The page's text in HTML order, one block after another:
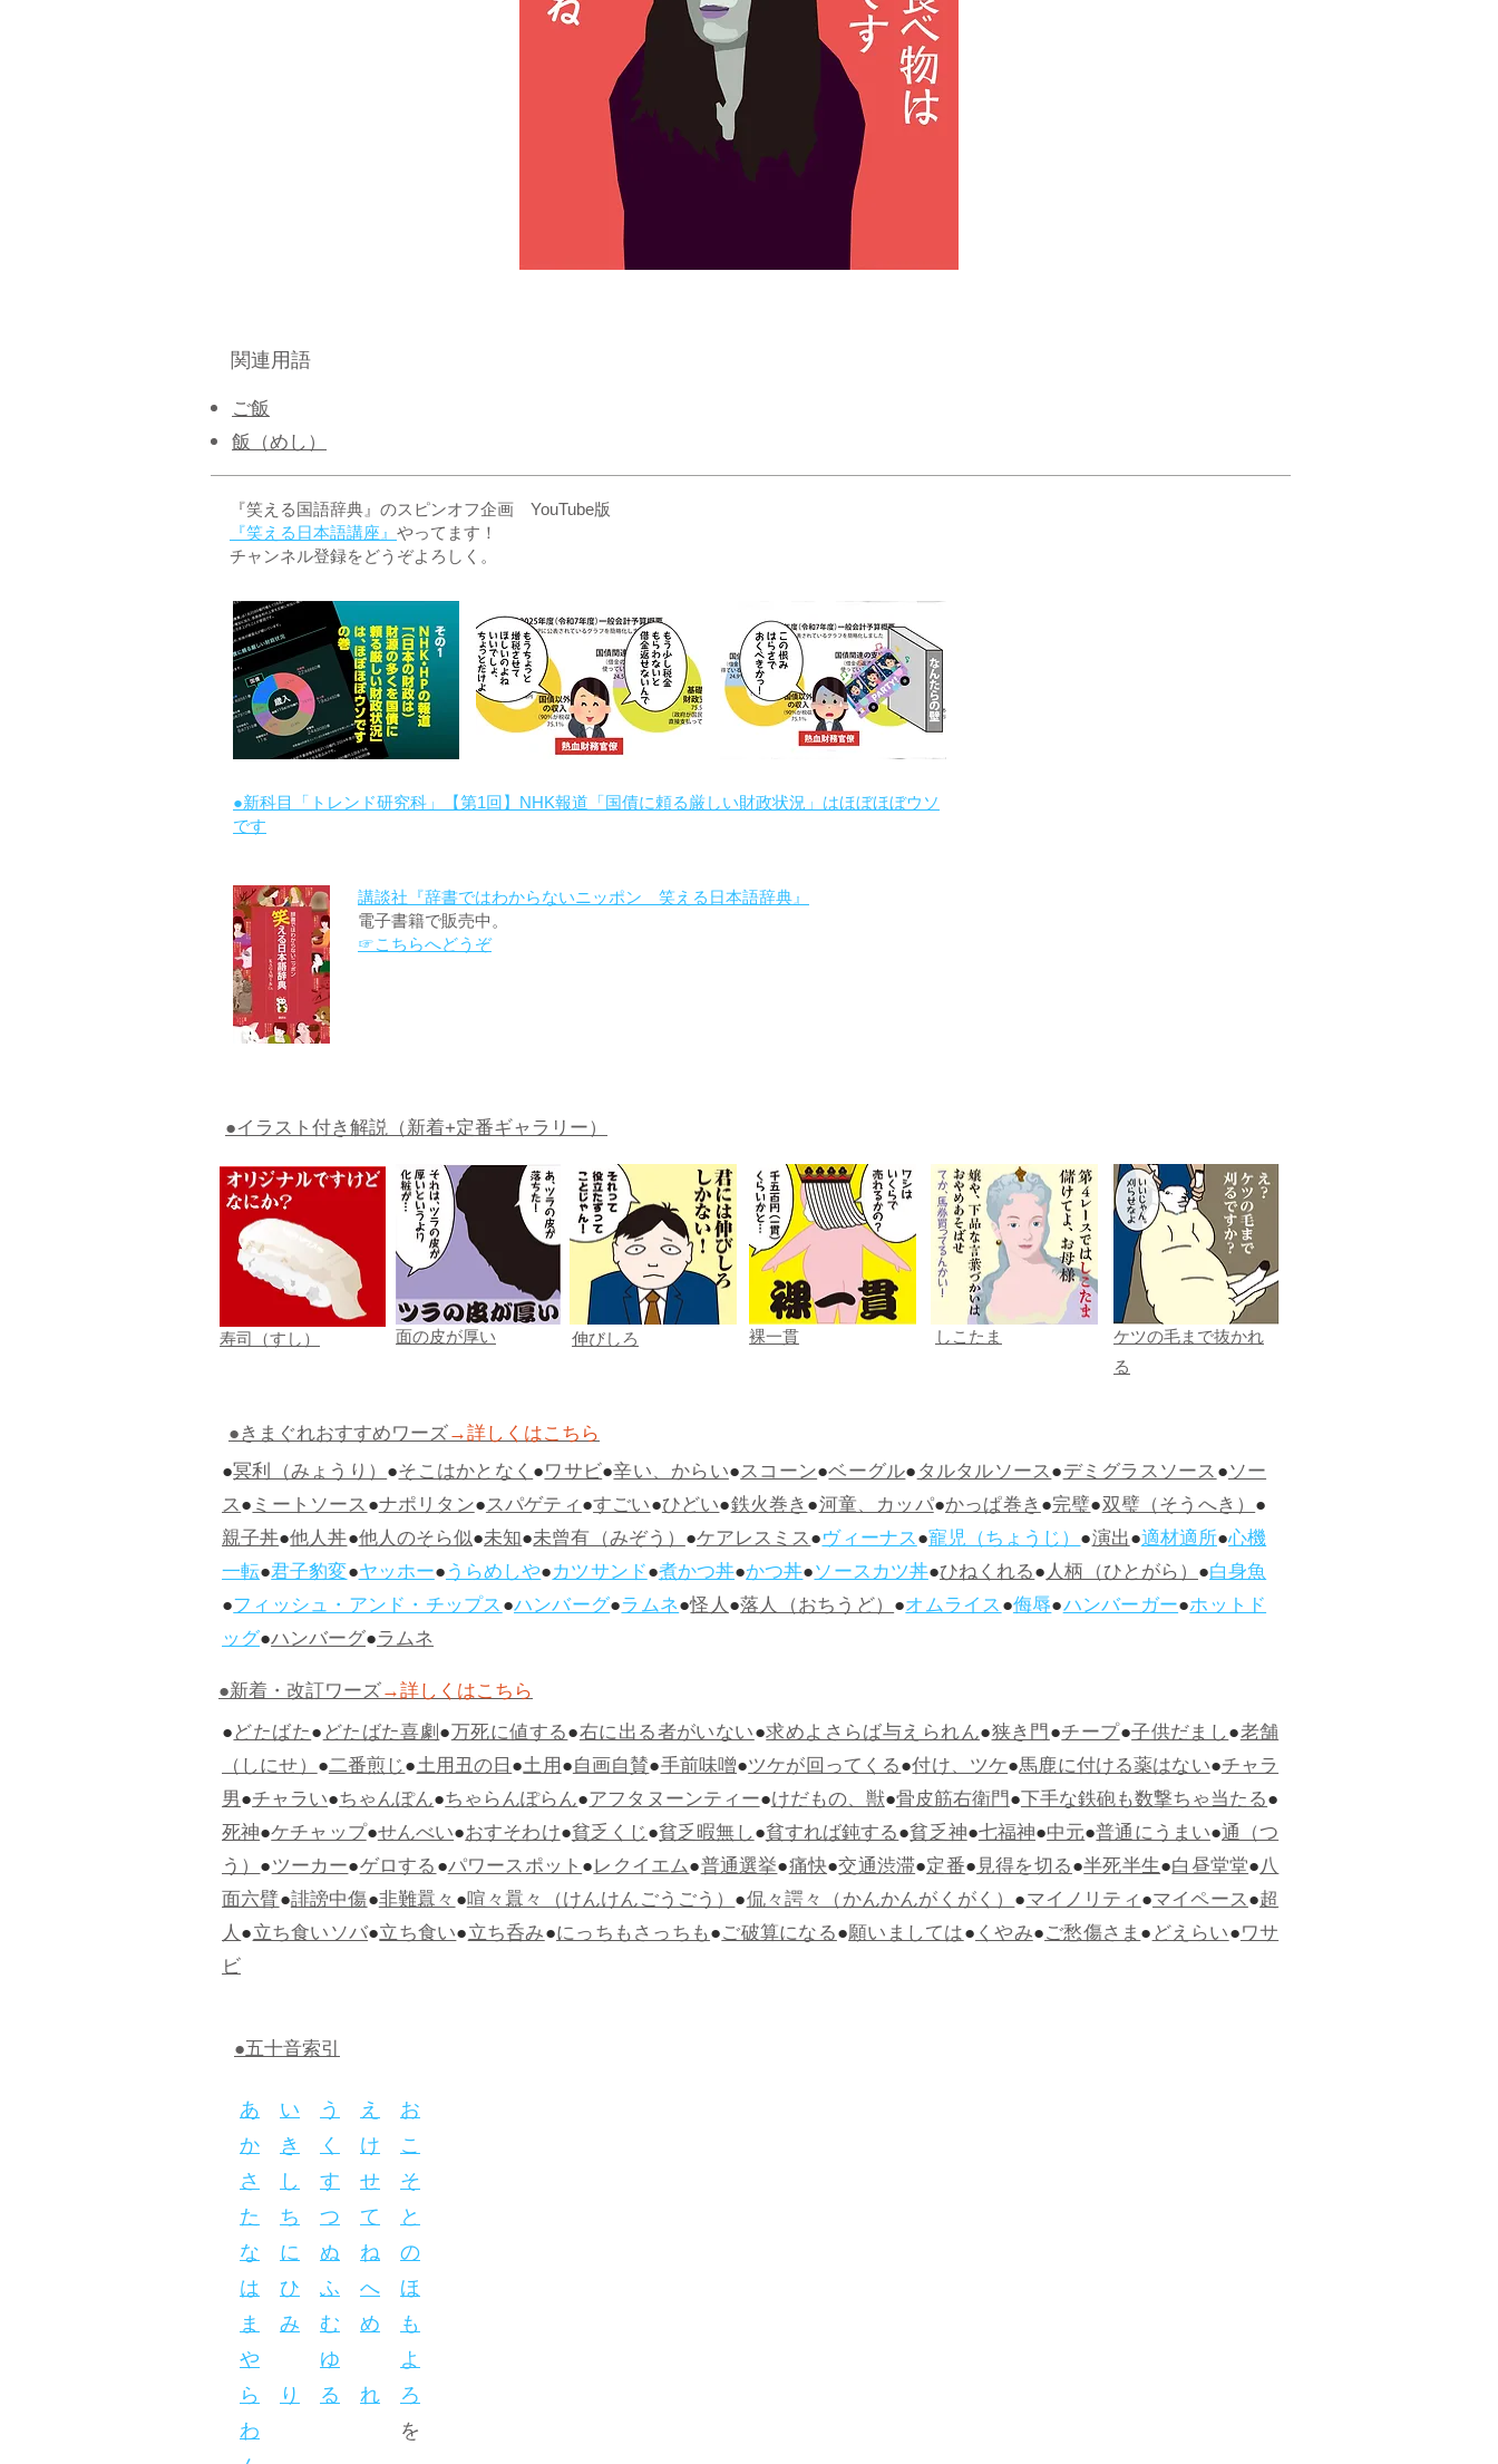
関連用語
ご飯
​飯（めし）
『笑える国語辞典』のスピンオフ企画 YouTube版
『笑える日本語講座』 やってます！
チャンネル登録をどうぞよろしく。
●新科目「トレンド研究科」【第1回】NHK報道「国債に頼る厳しい財政状況」はほぼほぼウソ
です
講談社『辞書ではわからないニッポン 笑える日本語辞典』
電子書籍で販売中。
☞こちらへどうぞ
●イラスト付き解説（新着+定番ギャラリー）
寿司（すし） 面の皮が厚い 伸びしろ 裸一貫 しこたま
ケツの毛まで抜かれ
る
●きまぐれおすすめワーズ→詳しくはこちら
●冥利（みょうり）●そこはかとなく●ワサビ●辛い、からい●スコーン●ベーグル●タルタルソース●デミグラスソース●ソー
ス●ミートソース●ナポリタン●スパゲティ●すごい●ひどい●鉄火巻き●河童、カッパ●かっぱ巻き●完璧●双璧（そうへき）●
親子丼●他人丼●他人のそら似●未知●未曾有（みぞう）●ケアレスミス●ヴィーナス●寵児（ちょうじ）●演出●適材適所●心機
一転●君子豹変●ヤッホー●うらめしや●カツサンド●煮かつ丼●かつ丼●ソースカツ丼●ひねくれる●人柄（ひとがら）●白身魚
●フィッシュ・アンド・チップス●ハンバーグ●ラムネ●怪人●落人（おちうど）●オムライス●侮辱●ハンバーガー●ホットド
ッグ●ハンバーグ●ラムネ
●新着・改訂ワーズ→詳しくはこちら
●どたばた●どたばた喜劇●万死に値する●右に出る者がいない●求めよさらば与えられん●狭き門●チープ●子供だまし●老舗
（しにせ）●二番煎じ●土用丑の日●土用●自画自賛●手前味噌●ツケが回ってくる●付け、ツケ●馬鹿に付ける薬はない●チャラ
男●チャラい●ちゃんぽん●ちゃらんぽらん●アフタヌーンティー●けだもの、獣●骨皮筋右衛門●下手な鉄砲も数撃ちゃ当たる●
死神●ケチャップ●せんべい●おすそわけ●貧乏くじ●貧乏暇無し●貧すれば鈍する●貧乏神●七福神●中元●普通にうまい●通（つ
う）●ツーカー●ゲロする●パワースポット●レクイエム●普通選挙●痛快●交通渋滞●定番●見得を切る●半死半生●白昼堂堂●八
面六臂●誹謗中傷●非難囂々●喧々囂々（けんけんごうごう）●侃々諤々（かんかんがくがく）●マイノリティ●マイペース●超
人●立ち食いソバ●立ち食い●立ち呑み●にっちもさっちも●ご破算になる●願いましては●くやみ●ご愁傷さま●どえらい●ワサ
ビ
●五十音索引
あ い う え お
か き く け こ
さ し す せ そ
た ち つ て と
な に ぬ ね の
は ひ ふ へ ほ
ま み む め も
や
ゆ
よ
ら り る れ ろ
わ を